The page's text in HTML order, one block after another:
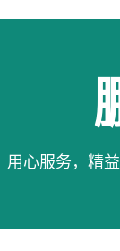
用心服务，精